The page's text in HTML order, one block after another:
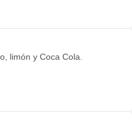
limón y Coca Cola.